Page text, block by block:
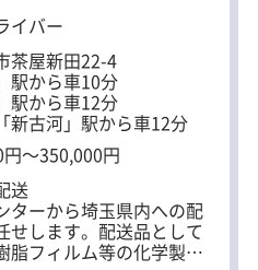
み込み完了後、休憩。
ば営業所到着後、積みお
お疲れ様でした！
の理念に共感できる方で
です。是非ご応募くださ
る制度があるため、福利
与以外にも「永年勤続表
、「センター毎の会長
制度あり。 結婚や出産で
備しています。
イバー
茶屋新田22-4
駅から車10分
駅から車12分
新古河」駅から車12分
～350,000円
送
ターから埼玉県内への配
せします。配送品として
脂フィルム等の化学製品